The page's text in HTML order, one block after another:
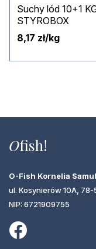
Suchy lód 10+1
STYROBOX
8,17 zł/kg
Ofish!
O-Fish Kornelia Samul
ul. Kosynierów 10A,
NIP: 6721909755